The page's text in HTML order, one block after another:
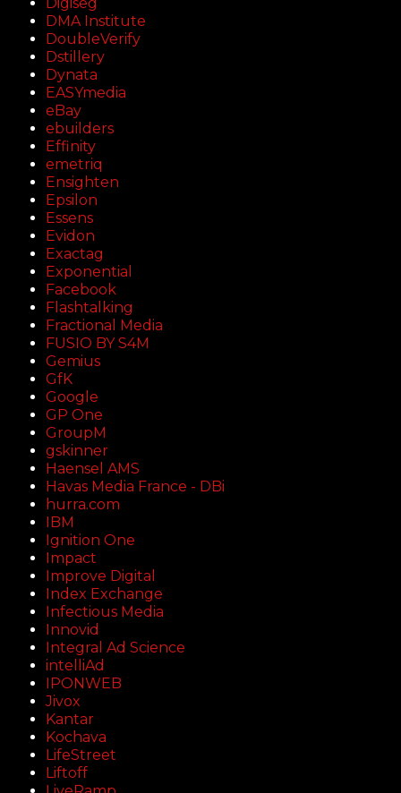
DMA Institute
DoubleVerify
Dstillery
Dynata
EASYmedia
eBay
ebuilders
Effinity
emetriq
Ensighten
Epsilon
Essens
Evidon
Exactag
Exponential
Facebook
Flashtalking
Fractional Media
FUSIO BY S4M
Gemius
GfK
Google
GP One
GroupM
gskinner
Haensel AMS
Havas Media France - DBi
hurra.com
IBM
Ignition One
Impact
Improve Digital
Index Exchange
Infectious Media
Innovid
Integral Ad Science
intelliAd
IPONWEB
Jivox
Kantar
Kochava
LifeStreet
Liftoff